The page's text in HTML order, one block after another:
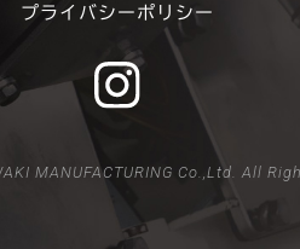
プライバシーポリシー
MANUFACTURING Co.,Ltd. All